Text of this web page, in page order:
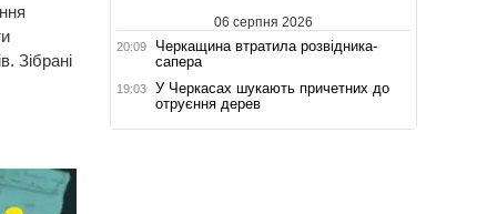
Зібрані
06 серпня 2026
20:09
Черкащина втратила розвідника-
сапера
19:03
У Черкасах шукають причетних до
отруєння дерев